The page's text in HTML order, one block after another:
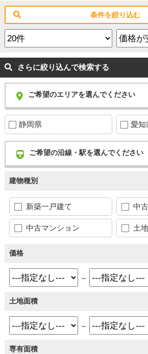
条件を絞り込む
さらに絞り込んで検索する
ご希望のエリアを選んでください
静岡県 愛知
ご希望の沿線・駅を選んでください
建物種別
新築一戸建て 中
中古マンション 土地
価格
～
土地面積
～
専有面積